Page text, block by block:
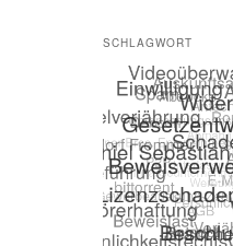
SCHLAGWORT